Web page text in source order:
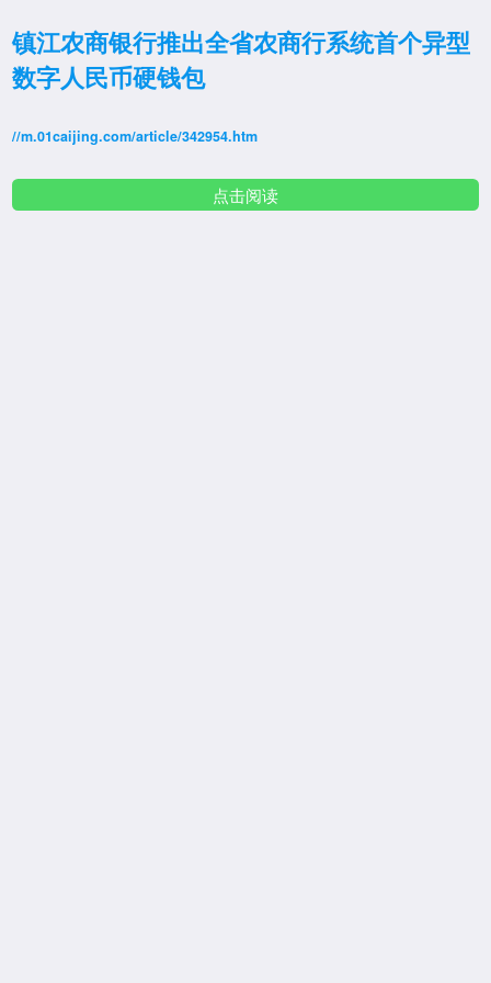
镇江农商银行推出全省农商行系统首个异型
数字人民币硬钱包
//m.01caijing.com/article/342954.htm
点击阅读